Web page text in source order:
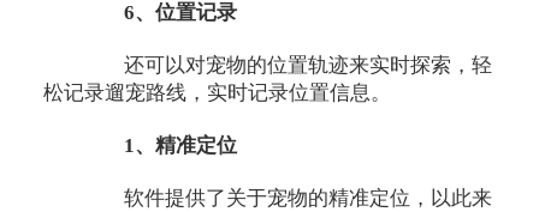
6、位置记录
还可以对宠物的位置轨迹来实时探索，轻
松记录遛宠路线，实时记录位置信息。
1、精准定位
软件提供了关于宠物的精准定位，以此来